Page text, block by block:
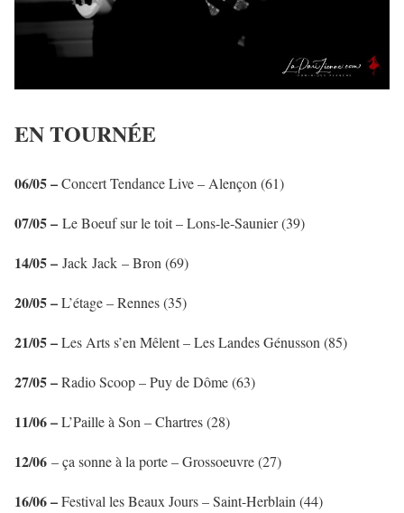
EN TOURNÉE
06/05 –Concert Tendance Live – Alençon (61)
07/05 – Le Boeuf sur le toit – Lons-le-Saunier (39)
14/05 – Jack Jack – Bron (69)
20/05 –L’étage – Rennes (35)
21/05 –Les Arts s’en Mêlent – Les Landes Génusson (85)
27/05 –Radio Scoop – Puy de Dôme (63)
11/06 –L’Paille à Son – Chartres (28)
12/06 – ça sonne à la porte – Grossoeuvre (27)
16/06 –Festival les Beaux Jours – Saint-Herblain (44)